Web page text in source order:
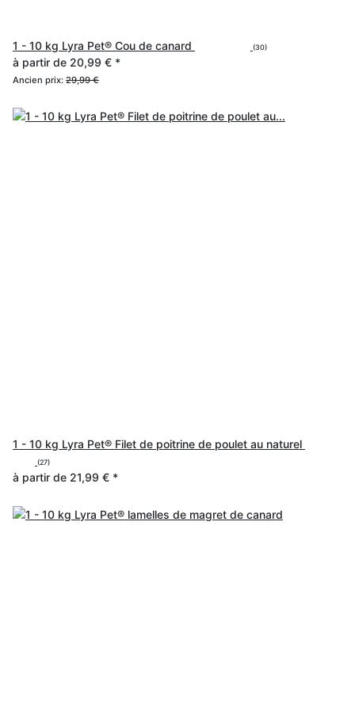
1 - 10 kg Lyra Pet® Cou de canard (30)
à partir de 20,99 € *
Ancien prix: 29,99 €
1 - 10 kg Lyra Pet® Filet de poitrine de poulet au naturel
(27)
à partir de 21,99 € *